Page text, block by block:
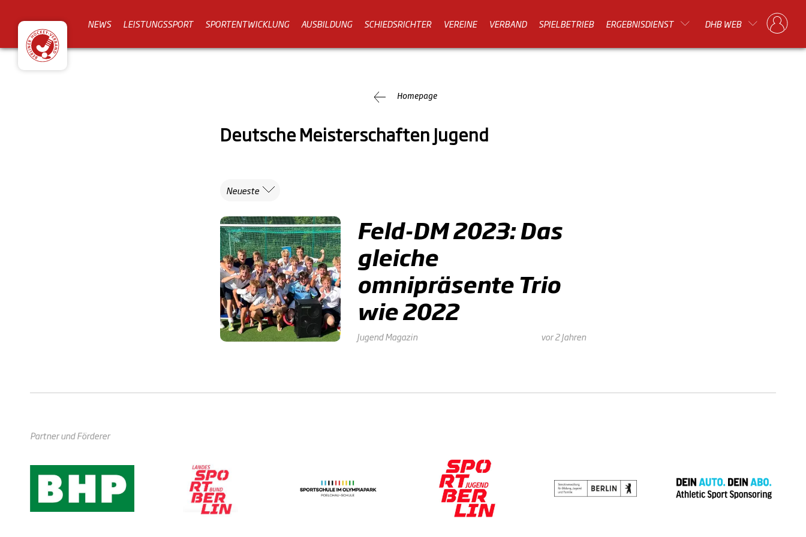
NEWS LEISTUNGSSPORT SPORTENTWICKLUNG AUSBILDUNG SCHIEDSRICHTER VEREINE VERBAND SPIELBETRIEB ERGEBNISDIENST DHB WEB
Homepage
Deutsche Meisterschaften Jugend
Neueste
Feld-DM 2023: Das
gleiche
omnipräsente Trio
wie 2022
JugendMagazin vor 2 Jahren
Partner und Förderer